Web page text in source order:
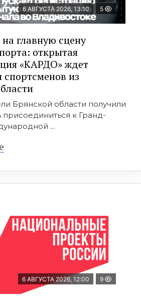
6 АВГУСТА 2026, 13:10 5
главную сцену
открытая
«КАРДО» ждет
из
Брянской области получили
к Гранд-
...
6 АВГУСТА 2026, 12:00 9